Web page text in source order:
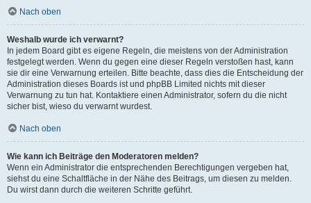
Nach oben
Weshalb wurde ich verwarnt?
In jedem Board gibt es eigene Regeln, die meistens von der Administration
festgelegt werden. Wenn du gegen eine dieser Regeln verstoßen hast, kann
sie dir eine Verwarnung erteilen. Bitte beachte, dass dies die Entscheidung der
Administration dieses Boards ist und phpBB Limited nichts mit dieser
Verwarnung zu tun hat. Kontaktiere einen Administrator, sofern du die nicht
sicher bist, wieso du verwarnt wurdest.
Nach oben
Wie kann ich Beiträge den Moderatoren melden?
Wenn ein Administrator die entsprechenden Berechtigungen vergeben hat,
siehst du eine Schaltfläche in der Nähe des Beitrags, um diesen zu melden.
Du wirst dann durch die weiteren Schritte geführt.